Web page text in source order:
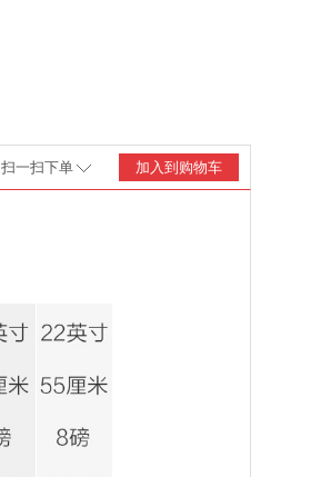
扫一扫下单 加入到购物车